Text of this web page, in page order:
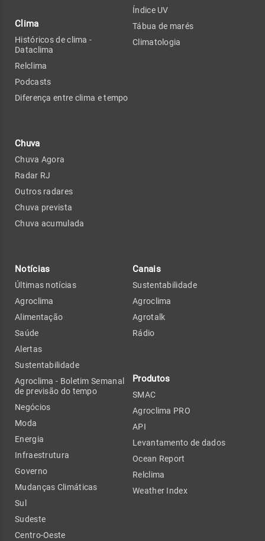
Clima
Históricos de clima -
Dataclima
Relclima
Podcasts
Diferença entre clima e tempo
Chuva
Chuva Agora
Radar RJ
Outros radares
Chuva prevista
Chuva acumulada
Índice UV
Tábua de marés
Climatologia
Notícias
Últimas notícias
Agroclima
Alimentação
Saúde
Alertas
Sustentabilidade
Agroclima - Boletim Semanal
de previsão do tempo
Negócios
Moda
Energia
Infraestrutura
Governo
Mudanças Climáticas
Sul
Sudeste
Centro-Oeste
Canais
Sustentabilidade
Agroclima
Agrotalk
Rádio
Produtos
SMAC
Agroclima PRO
API
Levantamento de dados
Ocean Report
Relclima
Weather Index